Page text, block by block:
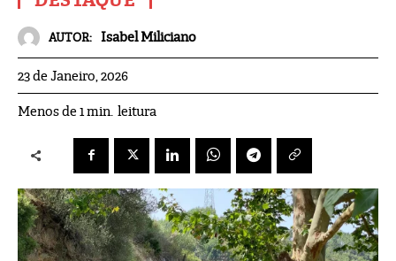
AUTOR: Isabel Miliciano
23 de Janeiro, 2026
Menos de 1min. leitura